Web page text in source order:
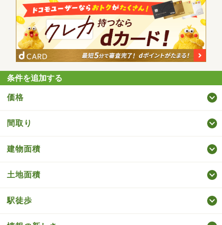
条件を追加する
価格
間取り
建物面積
土地面積
駅徒歩